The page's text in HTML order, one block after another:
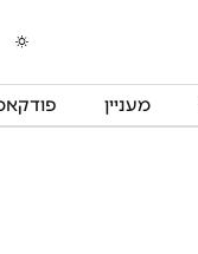
מעניין